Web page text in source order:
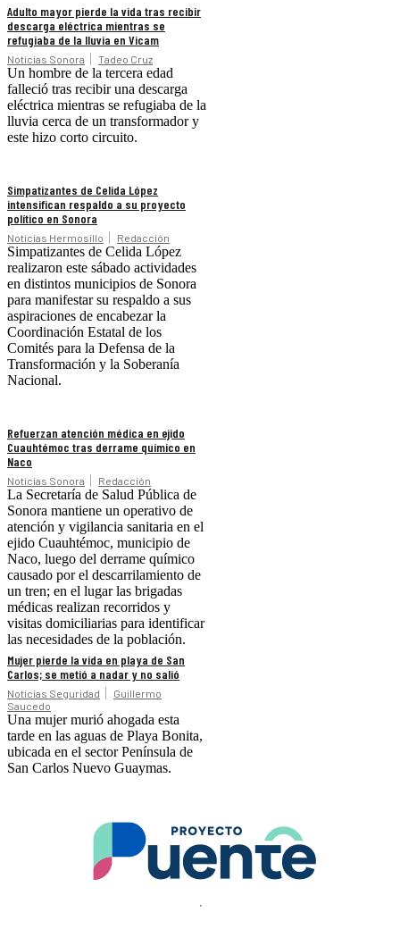
Adulto mayor pierde la vida tras recibir
descarga eléctrica mientras se
refugiaba de la lluvia en Vicam
Noticias Sonora Tadeo Cruz
Un hombre de la tercera edad
falleció tras recibir una descarga
eléctrica mientras se refugiaba de la
lluvia cerca de un transformador y
este hizo corto circuito.
Simpatizantes de Celida López
intensifican respaldo a su proyecto
político en Sonora
Noticias Hermosillo Redacción
Simpatizantes de Celida López
realizaron este sábado actividades
en distintos municipios de Sonora
para manifestar su respaldo a sus
aspiraciones de encabezar la
Coordinación Estatal de los
Comités para la Defensa de la
Transformación y la Soberanía
Nacional.
Refuerzan atención médica en ejido
Cuauhtémoc tras derrame químico en
Naco
Noticias Sonora Redacción
La Secretaría de Salud Pública de
Sonora mantiene un operativo de
atención y vigilancia sanitaria en el
ejido Cuauhtémoc, municipio de
Naco, luego del derrame químico
causado por el descarrilamiento de
un tren; en el lugar las brigadas
médicas realizan recorridos y
visitas domiciliarias para identificar
las necesidades de la población.
Mujer pierde la vida en playa de San
Carlos; se metió a nadar y no salió
Noticias Seguridad
Guillermo
Saucedo
Una mujer murió ahogada esta
tarde en las aguas de Playa Bonita,
ubicada en el sector Península de
San Carlos Nuevo Guaymas.
.